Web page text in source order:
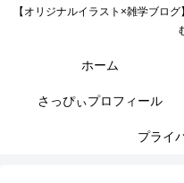
【オリジナルイラスト×雑学ブロ
ホーム
さっぴぃプロフィール
プライ